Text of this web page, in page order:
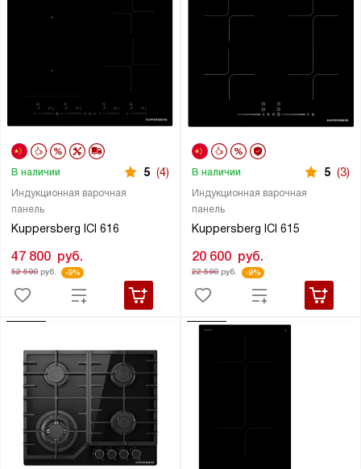
Индукционная варочная
панель
Kuppersberg ICI 616
В наличии 5 (4)
47 800 руб.
52 590руб. -9%
Индукционная варочная
панель
Kuppersberg ICI 615
В наличии 5 (3)
20 600 руб.
22 590руб. -9%